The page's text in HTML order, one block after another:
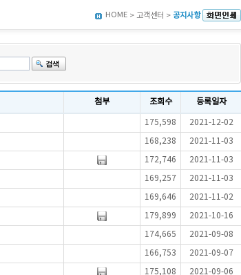
HOME > 고객센터 > 공지사항
첨부 조회수 등록일자
175,598 2021-12-02
168,238 2021-11-03
172,746 2021-11-03
169,257 2021-11-03
169,646 2021-11-02
179,899 2021-10-16
174,665 2021-09-08
166,753 2021-09-07
175,108 2021-09-06